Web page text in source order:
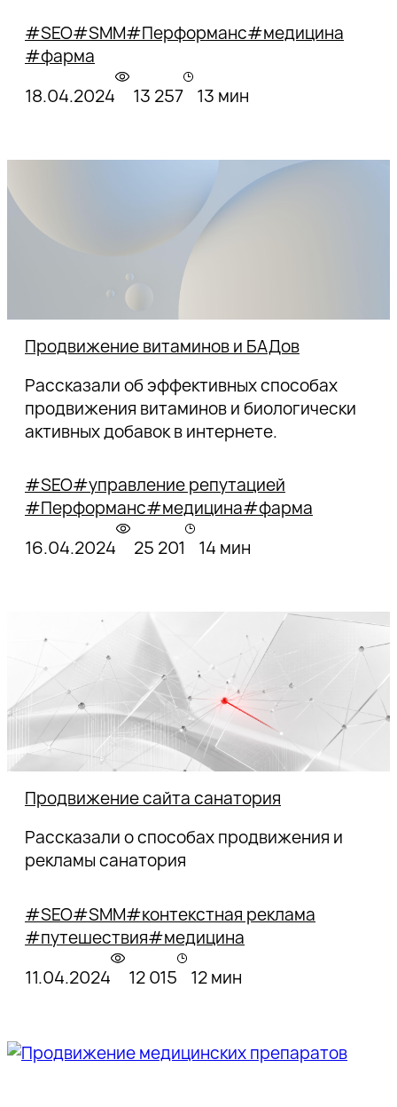
#SEO#SMM#Перформанс#медицина
#фарма
18.04.2024
13 257 13 мин
Продвижение витаминов и БАДов
Рассказали об эффективных способах
продвижения витаминов и биологически
активных добавок в интернете.
#SEO#управление репутацией
#Перформанс#медицина#фарма
16.04.2024
25 201 14 мин
Продвижение сайта санатория
Рассказали о способах продвижения и
рекламы санатория
#SEO#SMM#контекстная реклама
#путешествия#медицина
11.04.2024
12 015 12 мин